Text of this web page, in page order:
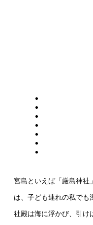
宮島といえば「厳島神社
は、子ども連れの私でも
社殿は海に浮かび、引